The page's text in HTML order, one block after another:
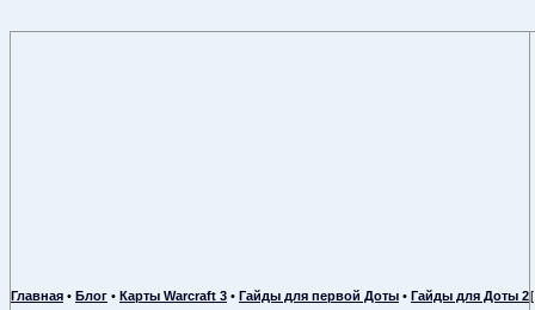
Главная • Блог • Карты Warcraft 3 • Гайды для первой Доты • Гайды для Доты 2